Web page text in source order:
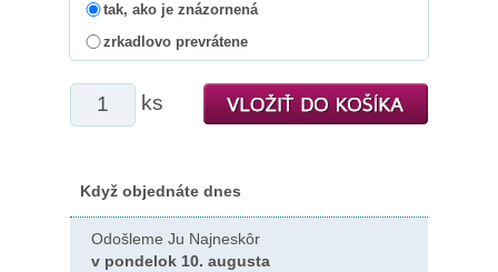
tak, ako je znázornená
zrkadlovo prevrátene
ks
Když objednáte dnes
Odošleme Ju Najneskôr
v pondelok 10. augusta